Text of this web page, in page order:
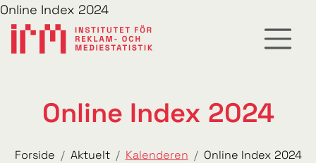
Online Index 2024
Online Index 2024
Forside Aktuelt Kalenderen Online Index 2024